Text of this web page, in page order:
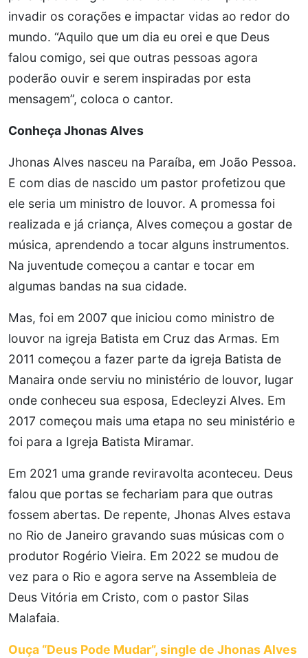
invadir os corações e impactar vidas ao redor do
mundo. “Aquilo que um dia eu orei e que Deus
falou comigo, sei que outras pessoas agora
poderão ouvir e serem inspiradas por esta
mensagem”, coloca o cantor.
Conheça Jhonas Alves
Jhonas Alves nasceu na Paraíba, em João Pessoa.
E com dias de nascido um pastor profetizou que
ele seria um ministro de louvor. A promessa foi
realizada e já criança, Alves começou a gostar de
música, aprendendo a tocar alguns instrumentos.
Na juventude começou a cantar e tocar em
algumas bandas na sua cidade.
Mas, foi em 2007 que iniciou como ministro de
louvor na igreja Batista em Cruz das Armas. Em
2011 começou a fazer parte da igreja Batista de
Manaira onde serviu no ministério de louvor, lugar
onde conheceu sua esposa, Edecleyzi Alves. Em
2017 começou mais uma etapa no seu ministério e
foi para a Igreja Batista Miramar.
Em 2021 uma grande reviravolta aconteceu. Deus
falou que portas se fechariam para que outras
fossem abertas. De repente, Jhonas Alves estava
no Rio de Janeiro gravando suas músicas com o
produtor Rogério Vieira. Em 2022 se mudou de
vez para o Rio e agora serve na Assembleia de
Deus Vitória em Cristo, com o pastor Silas
Malafaia.
Ouça “Deus Pode Mudar”, single de Jhonas Alves